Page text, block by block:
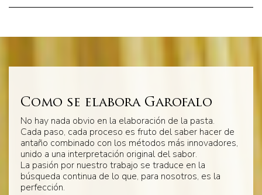
Como se elabora Garofalo
No hay nada obvio en la elaboración de la pasta.
Cada paso, cada proceso es fruto del saber hacer de
antaño combinado con los métodos más innovadores,
unido a una interpretación original del sabor.
La pasión por nuestro trabajo se traduce en la
búsqueda continua de lo que, para nosotros, es la
perfección.